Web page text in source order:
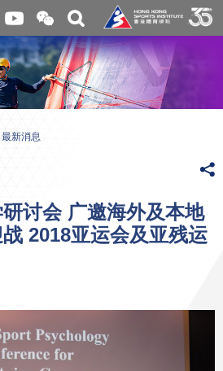
开
合
微
信
二
维
码
关
搜
寻
最新消息
讨会 广邀海外及本地
2018亚运会及亚残运